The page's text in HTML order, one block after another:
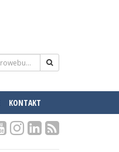
KONTAKT